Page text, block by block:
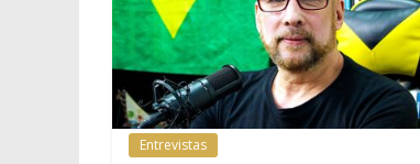
Entrevistas